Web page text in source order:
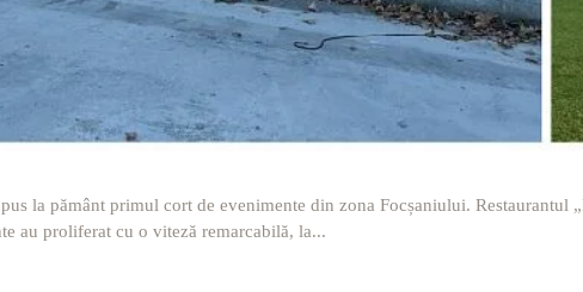
la pământ primul cort de evenimente din zona Focșaniului.
au proliferat cu o viteză remarcabilă, la...